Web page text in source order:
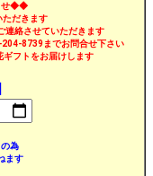
せ◆◆
だきます
連絡させていただきます
8739までお問合せ下さい
ギフトをお届けします
為
ます